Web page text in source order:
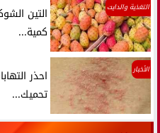
التغذية والدايت
كمية...
الأخبار
تحميك...